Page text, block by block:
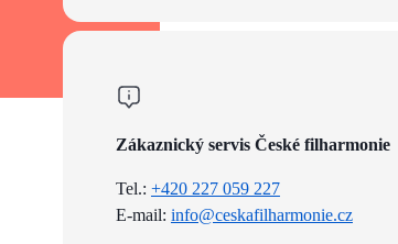
Zákaznický servis České filharmonie
Tel.: +420 227 059 227
E-mail: info@ceskafilharmonie.cz